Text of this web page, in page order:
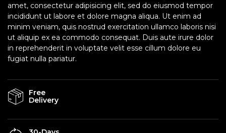
amet, consectetur adipisicing elit, sed do eiusmod tempor
incididunt ut labore et dolore magna aliqua. Ut enim ad
minim veniam, quis nostrud exercitation ullamco laboris nisi
ut aliquip ex ea commodo consequat. Duis aute irure dolor
in reprehenderit in voluptate velit esse cillum dolore eu
fugiat nulla pariatur.
Free
Delivery